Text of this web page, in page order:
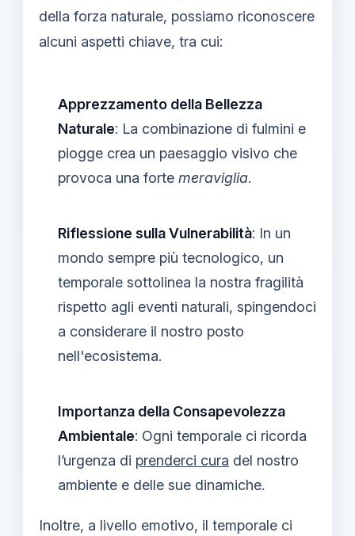
della forza naturale, possiamo riconoscere
alcuni aspetti chiave, tra cui:
Apprezzamento della Bellezza
Naturale: La combinazione di fulmini e
piogge crea un paesaggio visivo che
provoca una forte meraviglia.
Riflessione sulla Vulnerabilità: In un
mondo sempre più tecnologico, un
temporale sottolinea la nostra fragilità
rispetto agli eventi naturali, spingendoci
a considerare il nostro posto
nell'ecosistema.
Importanza della Consapevolezza
Ambientale: Ogni temporale ci ricorda
l’urgenza di prenderci cura del nostro
ambiente e delle sue dinamiche.
Inoltre, a livello emotivo, il temporale ci